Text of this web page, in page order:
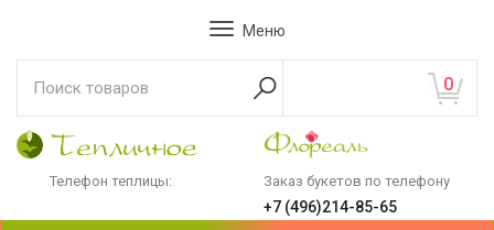
Меню
0
Телефон теплицы: Заказ букетов по телефону
+7 (496)214-85-65